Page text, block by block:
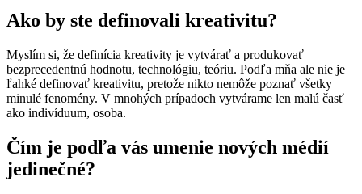
Ako by ste definovali kreativitu?
Myslím si, že definícia kreativity je vytvárať a produkovať
bezprecedentnú hodnotu, technológiu, teóriu. Podľa mňa ale nie je
ľahké definovať kreativitu, pretože nikto nemôže poznať všetky
minulé fenomény. V mnohých prípadoch vytvárame len malú časť
ako indivíduum, osoba.
Čím je podľa vás umenie nových médií
jedinečné?